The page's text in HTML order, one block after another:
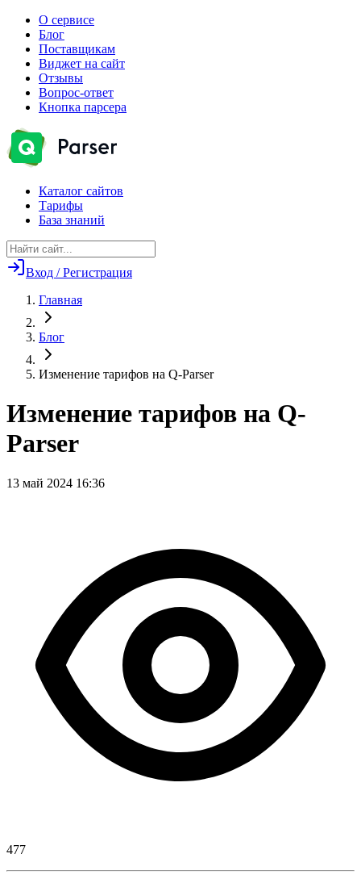
О сервисе
Блог
Поставщикам
Виджет на сайт
Отзывы
Вопрос-ответ
Кнопка парсера
Каталог сайтов
Тарифы
База знаний
Вход / Регистрация
Главная
Блог
Изменение тарифов на Q-Parser
Изменение тарифов на Q-
Parser
13 май 2024 16:36
477